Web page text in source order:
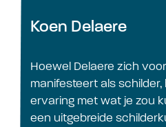
Koen Delaere
Hoewel Delaere zich
manifesteert als schilder,
ervaring met wat je zou
een uitgebreide